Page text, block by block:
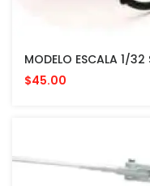
$45.00